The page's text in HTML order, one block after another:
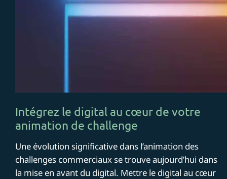
Intégrez le digital au cœur de votre
animation de challenge
Une évolution significative dans l’animation des
challenges commerciaux se trouve aujourd’hui dans
la mise en avant du digital. Mettre le digital au cœur